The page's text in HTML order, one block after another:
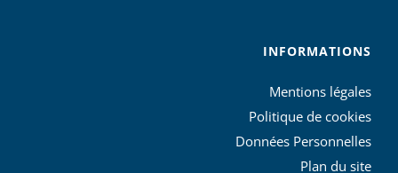
INFORMATIONS
Mentions légales
Politique de cookies
Données Personnelles
Plan du site